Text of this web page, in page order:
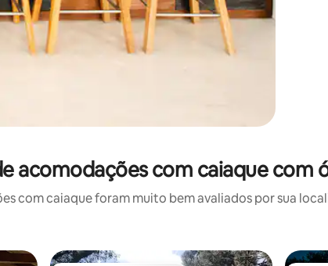
acomodações com caiaque com
com caiaque foram muito bem avaliados por sua